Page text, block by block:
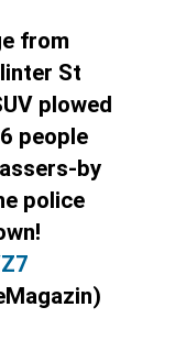
from
St
plowed
people
by
police